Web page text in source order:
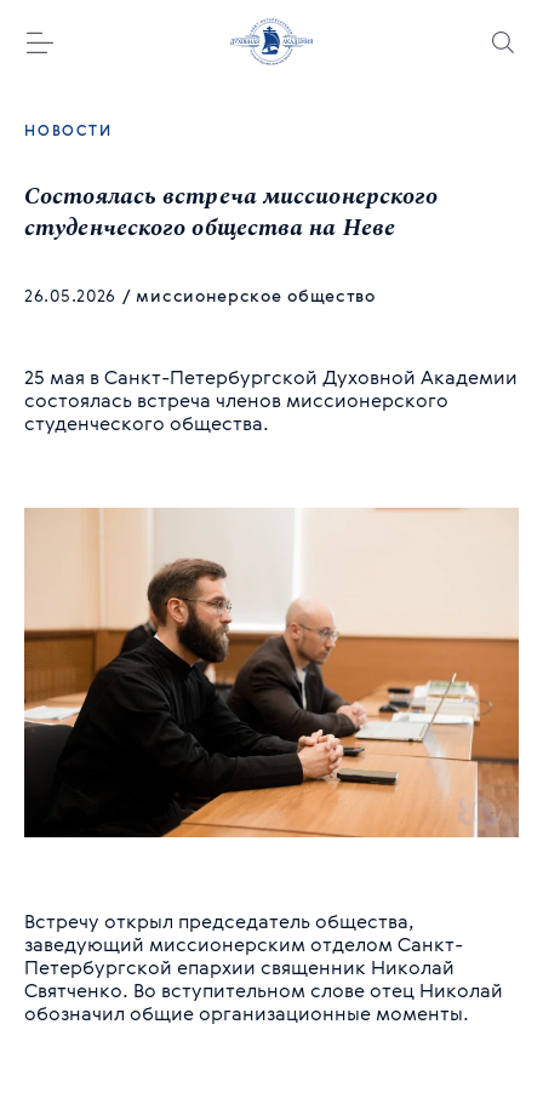
НОВОСТИ
Состоялась встреча миссионерского
студенческого общества на Неве
26.05.2026 / миссионерское общество
25 мая в Санкт-Петербургской Духовной Академии
состоялась встреча членов миссионерского
студенческого общества.
Встречу открыл председатель общества,
заведующий миссионерским отделом Санкт-
Петербургской епархии священник Николай
Святченко. Во вступительном слове отец Николай
обозначил общие организационные моменты.